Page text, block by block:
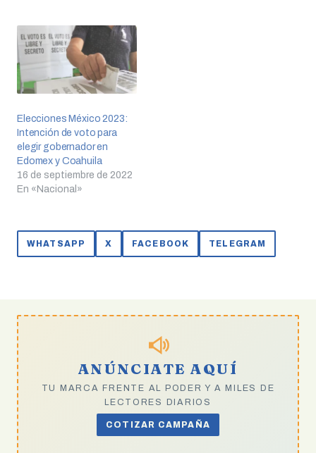
Elecciones México 2023:
Intención de voto para
elegir gobernador en
Edomex y Coahuila
16 de septiembre de 2022
En «Nacional»
WHATSAPP X FACEBOOK TELEGRAM
ANÚNCIATE AQUÍ
TU MARCA FRENTE AL PODER Y A MILES DE
LECTORES DIARIOS
COTIZAR CAMPAÑA